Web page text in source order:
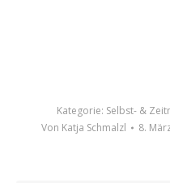
Kategorie: Selbst- &
Von Katja Schmalzl 8.